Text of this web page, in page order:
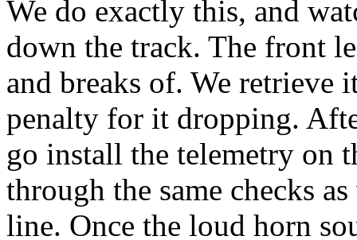
We do exactly this, and
down the track. The front
and breaks of. We
penalty for it dropping.
go install the telemetry on
through the same checks
line. Once the loud horn